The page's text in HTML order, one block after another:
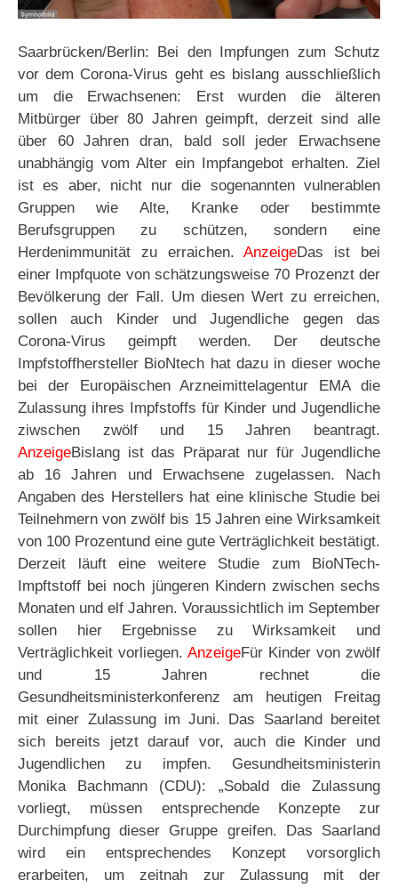
Saarbrücken/Berlin: Bei den Impfungen zum Schutz
vor dem Corona-Virus geht es bislang ausschließlich
um die Erwachsenen: Erst wurden die älteren
Mitbürger über 80 Jahren geimpft, derzeit sind alle
über 60 Jahren dran, bald soll jeder Erwachsene
unabhängig vom Alter ein Impfangebot erhalten. Ziel
ist es aber, nicht nur die sogenannten vulnerablen
Gruppen wie Alte, Kranke oder bestimmte
Berufsgruppen zu schützen, sondern eine
Herdenimmunität zu erraichen.AnzeigeDas ist bei
einer Impfquote von schätzungsweise 70 Prozenzt der
Bevölkerung der Fall. Um diesen Wert zu erreichen,
sollen auch Kinder und Jugendliche gegen das
Corona-Virus geimpft werden. Der deutsche
Impfstoffhersteller BioNtech hat dazu in dieser woche
bei der Europäischen Arzneimittelagentur EMA die
Zulassung ihres Impfstoffs für Kinder und Jugendliche
ziwschen zwölf und 15 Jahren beantragt.
AnzeigeBislang ist das Präparat nur für Jugendliche
ab 16 Jahren und Erwachsene zugelassen. Nach
Angaben des Herstellers hat eine klinische Studie bei
Teilnehmern von zwölf bis 15 Jahren eine Wirksamkeit
von 100 Prozentund eine gute Verträglichkeit bestätigt.
Derzeit läuft eine weitere Studie zum BioNTech-
Impftstoff bei noch jüngeren Kindern zwischen sechs
Monaten und elf Jahren. Voraussichtlich im September
sollen hier Ergebnisse zu Wirksamkeit und
Verträglichkeit vorliegen. AnzeigeFür Kinder von zwölf
und 15 Jahren rechnet die
Gesundheitsministerkonferenz am heutigen Freitag
mit einer Zulassung im Juni. Das Saarland bereitet
sich bereits jetzt darauf vor, auch die Kinder und
Jugendlichen zu impfen. Gesundheitsministerin
Monika Bachmann (CDU): „Sobald die Zulassung
vorliegt, müssen entsprechende Konzepte zur
Durchimpfung dieser Gruppe greifen. Das Saarland
wird ein entsprechendes Konzept vorsorglich
erarbeiten, um zeitnah zur Zulassung mit der